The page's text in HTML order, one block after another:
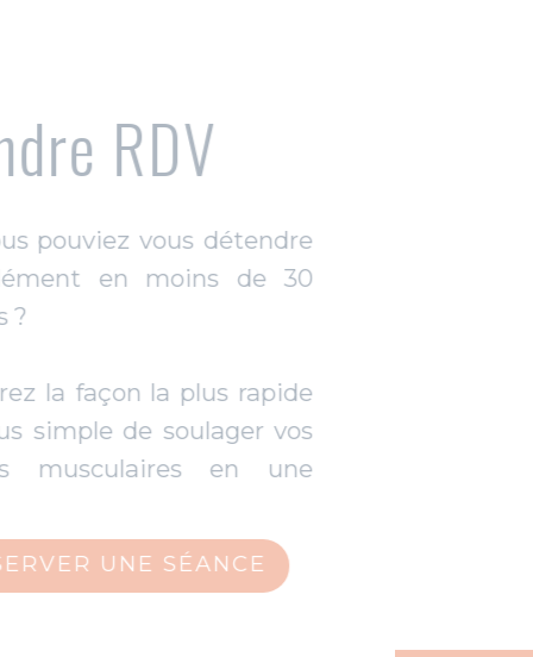
Prendre RDV
Et si vous pouviez vous détendre
profondément en moins de 30
Découvrez la façon la plus rapide
et la plus simple de soulager vos
tensions musculaires en une
RÉSERVER UNE SÉANCE